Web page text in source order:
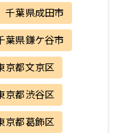
千葉県成田市
葉県鎌ケ谷市
京都文京区
京都渋谷区
京都葛飾区